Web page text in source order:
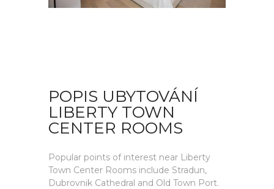
POPIS UBYTOVÁNÍ
LIBERTY TOWN
CENTER ROOMS
Popular points of interest near Liberty
Town Center Rooms include Stradun,
Dubrovnik Cathedral and Old Town Port.